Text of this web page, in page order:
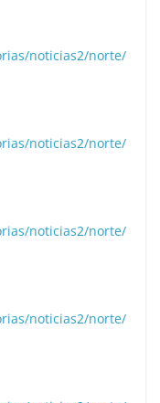
noticias2/norte/
noticias2/norte/
noticias2/norte/
noticias2/norte/